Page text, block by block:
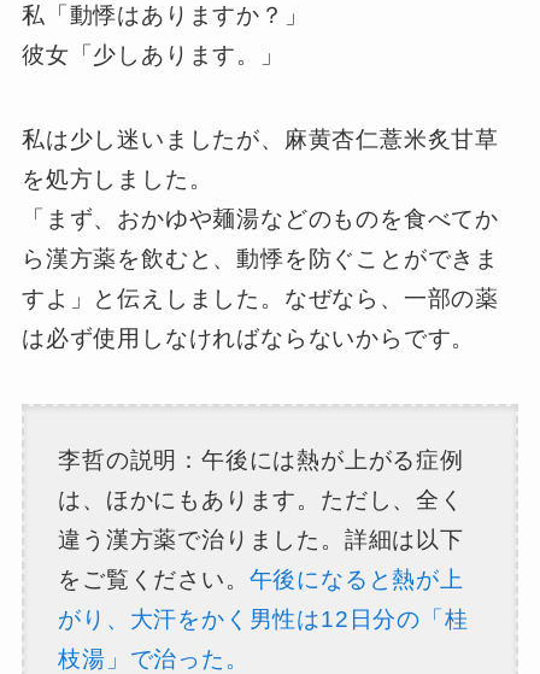
私「動悸はありますか？」
彼女「少しあります。」
私は少し迷いましたが、麻黄杏仁薏米炙甘草
を処方しました。
「まず、おかゆや麺湯などのものを食べてか
ら漢方薬を飲むと、動悸を防ぐことができま
すよ」と伝えしました。なぜなら、一部の薬
は必ず使用しなければならないからです。
李哲の説明：午後には熱が上がる症例
は、ほかにもあります。ただし、全く
違う漢方薬で治りました。詳細は以下
をご覧ください。 午後になると熱が上
がり、大汗をかく男性は12日分の「桂
枝湯」で治った。